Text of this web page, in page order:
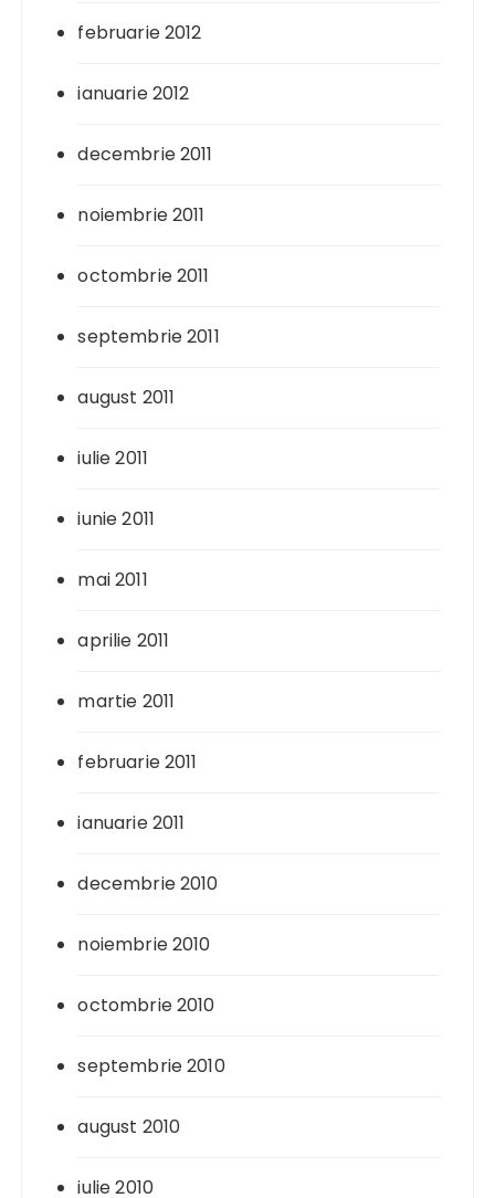
februarie 2012
ianuarie 2012
decembrie 2011
noiembrie 2011
octombrie 2011
septembrie 2011
august 2011
iulie 2011
iunie 2011
mai 2011
aprilie 2011
martie 2011
februarie 2011
ianuarie 2011
decembrie 2010
noiembrie 2010
octombrie 2010
septembrie 2010
august 2010
iulie 2010